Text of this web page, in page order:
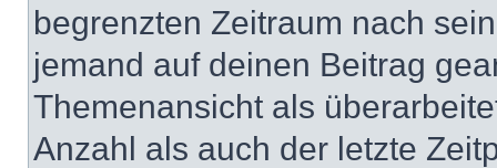
begrenzten Zeitraum nach
jemand auf deinen Beitrag
Themenansicht als
Anzahl als auch der letzte